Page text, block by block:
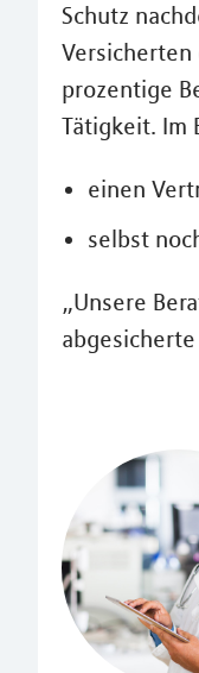
Schutz
prozentige
Tätigkeit. Im
einen
selbst
„Unsere